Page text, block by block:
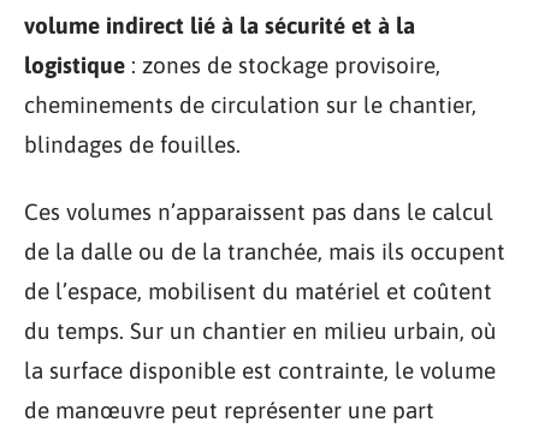
volume indirect lié à la sécurité et à la
logistique : zones de stockage provisoire,
cheminements de circulation sur le chantier,
blindages de fouilles.
Ces volumes n’apparaissent pas dans le calcul
de la dalle ou de la tranchée, mais ils occupent
de l’espace, mobilisent du matériel et coûtent
du temps. Sur un chantier en milieu urbain, où
la surface disponible est contrainte, le volume
de manœuvre peut représenter une part